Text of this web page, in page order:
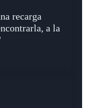
recarga
a la